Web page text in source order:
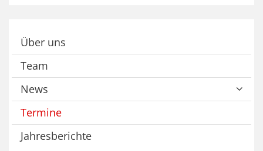
Über uns
Team
News
Termine
Jahresberichte